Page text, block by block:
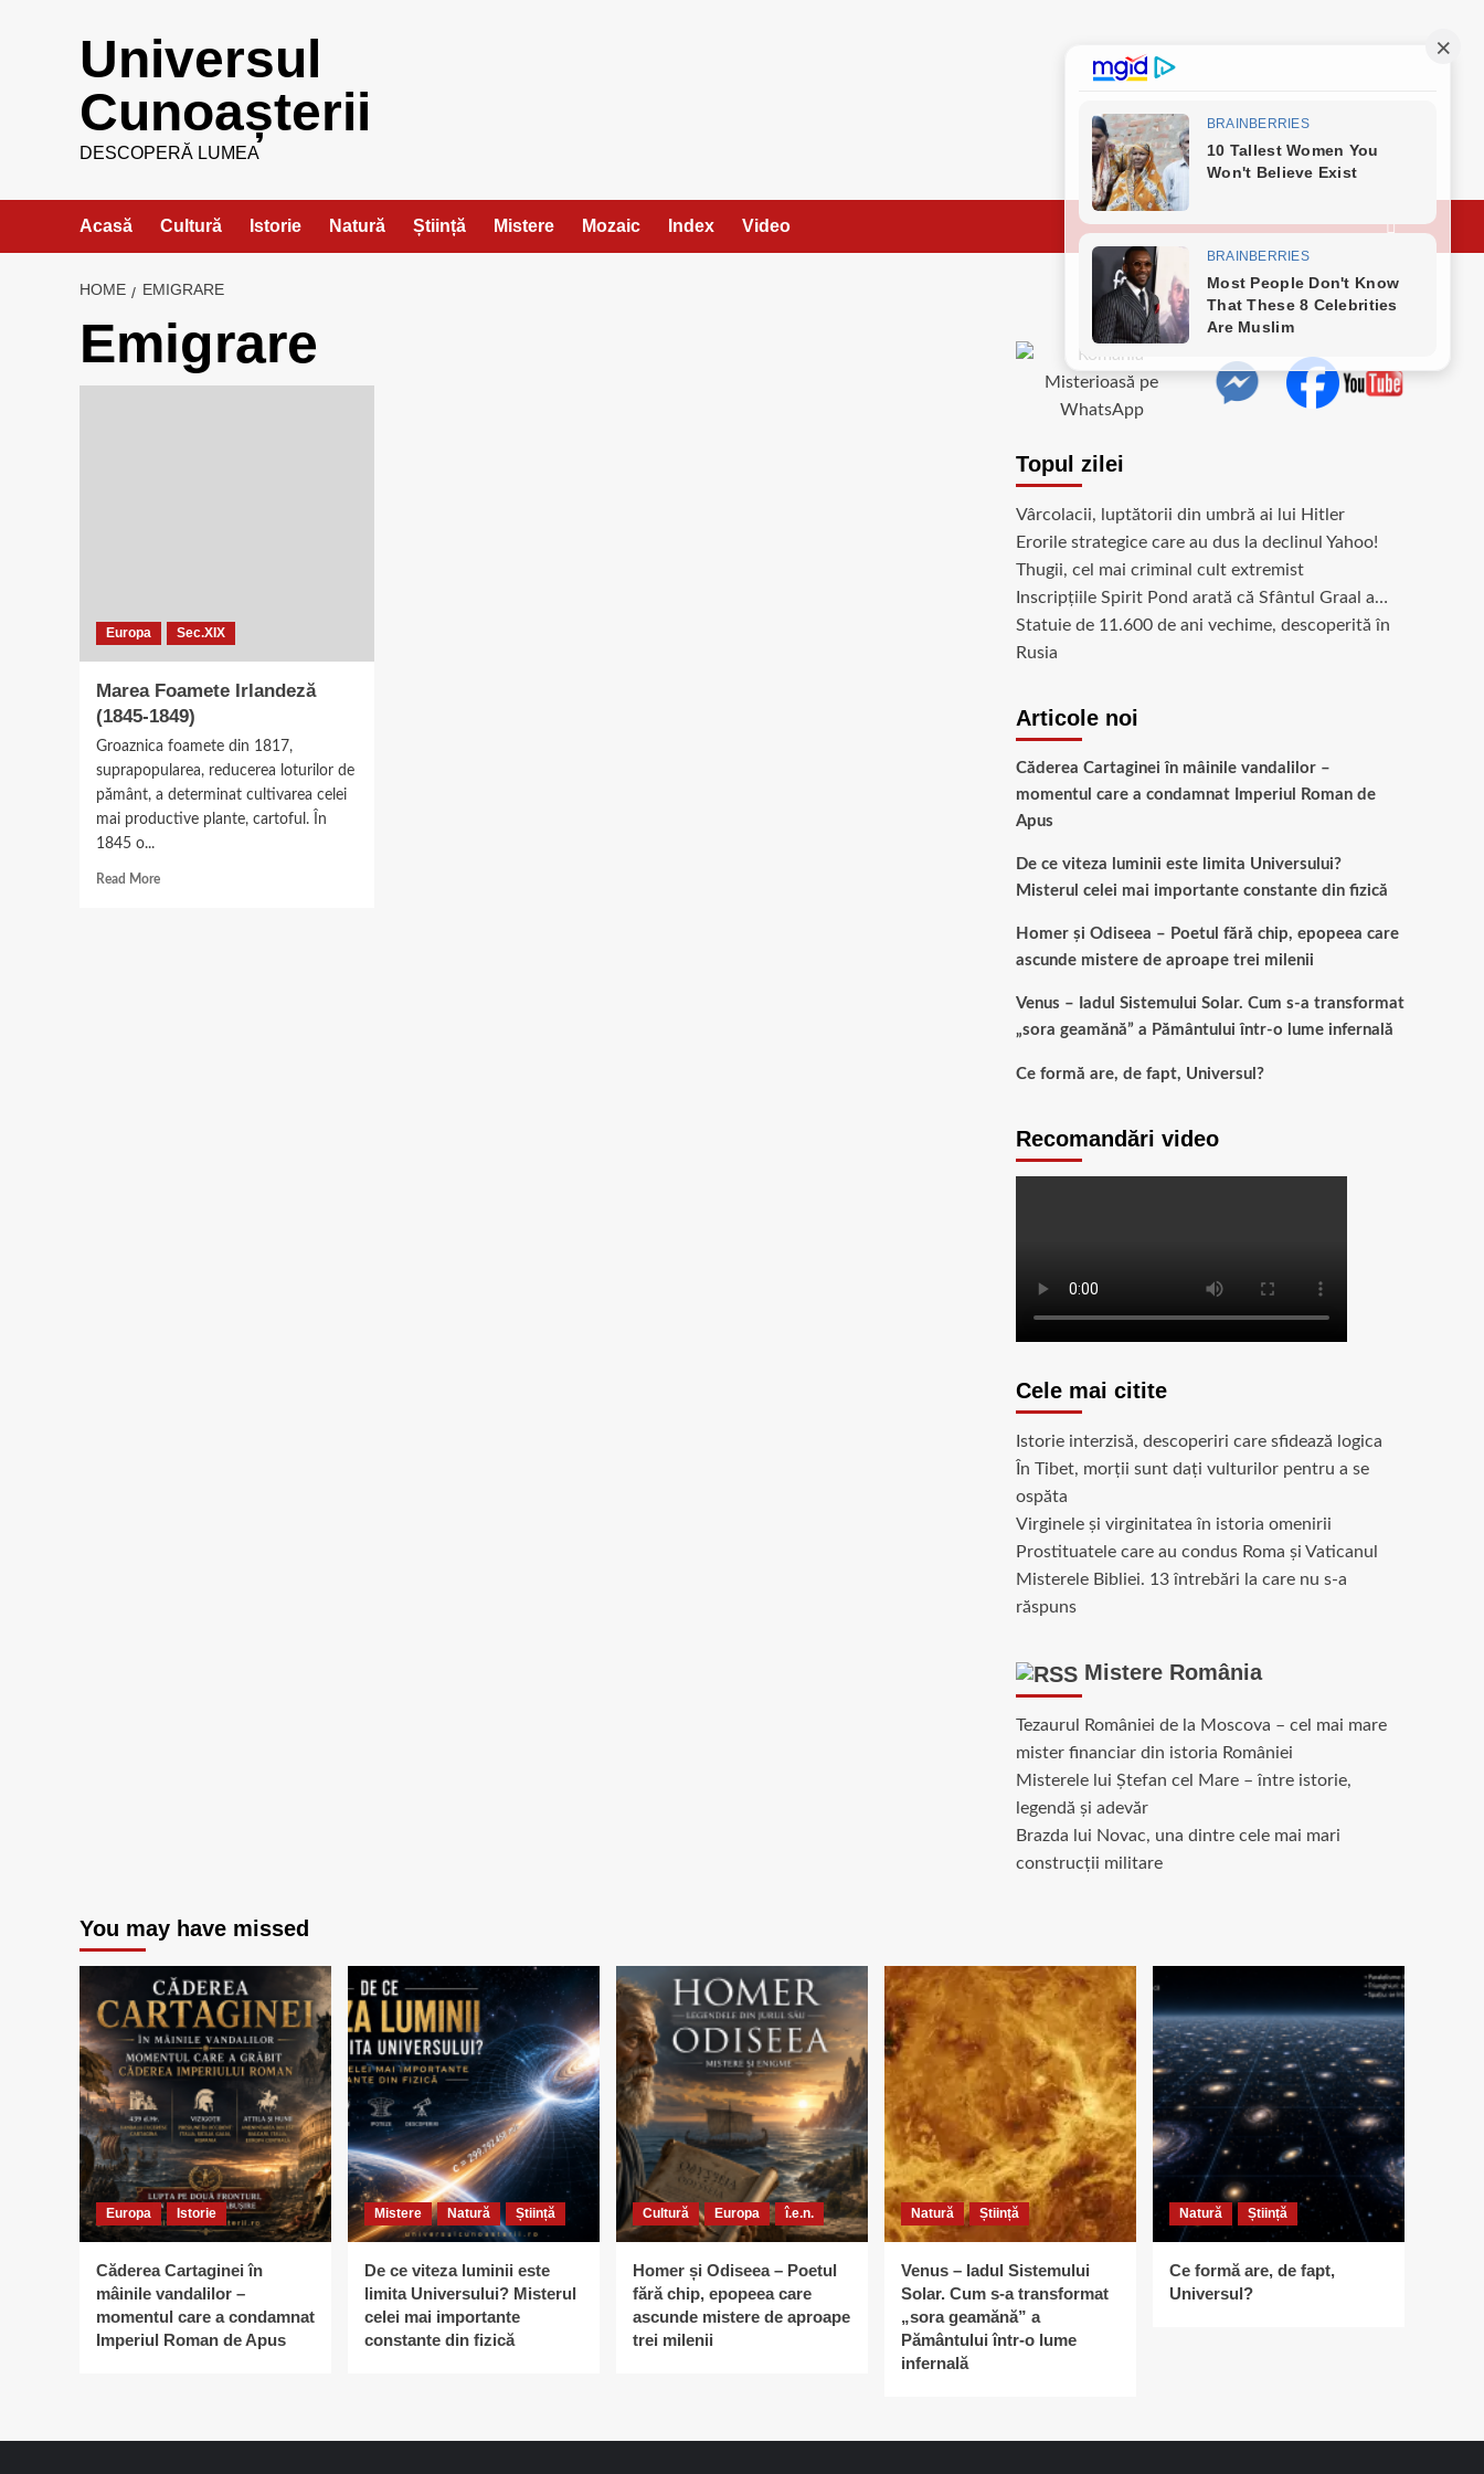
Universul
Cunoașterii
DESCOPERĂ LUMEA
Acasă Cultură Istorie Natură Știință Mistere Mozaic Index Video
HOME EMIGRARE
Emigrare
Europa Sec.XIX
Marea Foamete Irlandeză
(1845-1849)
Groaznica foamete din 1817,
suprapopularea, reducerea loturilor de
pământ, a determinat cultivarea celei
mai productive plante, cartoful. În
1845 o...
Read MoreRead
Topul zilei
Vârcolacii, luptătorii din umbră ai lui Hitler
Erorile strategice care au dus la declinul Yahoo!
Thugii, cel mai criminal cult extremist
Inscripțiile Spirit Pond arată că Sfântul Graal a…
Statuie de 11.600 de ani vechime, descoperită în
Rusia
Articole noi
Căderea Cartaginei în mâinile vandalilor –
momentul care a condamnat Imperiul Roman de
Apus
De ce viteza luminii este limita Universului?
Misterul celei mai importante constante din fizică
Homer și Odiseea – Poetul fără chip, epopeea care
ascunde mistere de aproape trei milenii
Venus – Iadul Sistemului Solar. Cum s-a transformat
„sora geamănă” a Pământului într-o lume infernală
Ce formă are, de fapt, Universul?
Recomandări video
Cele mai citite
Istorie interzisă, descoperiri care sfidează logica
În Tibet, morții sunt dați vulturilor pentru a se
ospăta
Virginele şi virginitatea în istoria omenirii
Prostituatele care au condus Roma și Vaticanul
Misterele Bibliei. 13 întrebări la care nu s-a
răspuns
Mistere România
Tezaurul României de la Moscova – cel mai mare
mister financiar din istoria României
Misterele lui Ștefan cel Mare – între istorie,
legendă și adevăr
Brazda lui Novac, una dintre cele mai mari
construcții militare
You may have missed
Europa Istorie
Căderea Cartaginei în
mâinile vandalilor –
momentul care a condamnat
Imperiul Roman de Apus
Mistere Natură Știință
De ce viteza luminii este
limita Universului? Misterul
celei mai importante
constante din fizică
Cultură Europa î.e.n.
Homer și Odiseea – Poetul
fără chip, epopeea care
ascunde mistere de aproape
trei milenii
Natură Știință
Venus – Iadul Sistemului
Solar. Cum s-a transformat
„sora geamănă” a
Pământului într-o lume
infernală
Natură Știință
Ce formă are, de fapt,
Universul?